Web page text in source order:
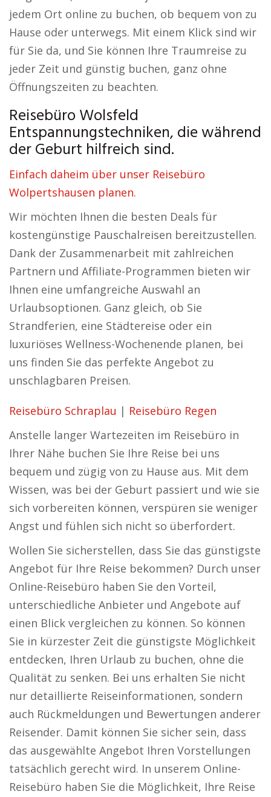
jedem Ort online zu buchen, ob bequem von zu
Hause oder unterwegs. Mit einem Klick sind wir
für Sie da, und Sie können Ihre Traumreise zu
jeder Zeit und günstig buchen, ganz ohne
Öffnungszeiten zu beachten.
Reisebüro Wolsfeld
Entspannungstechniken, die während
der Geburt hilfreich sind.
Einfach daheim über unser Reisebüro
Wolpertshausen planen.
Wir möchten Ihnen die besten Deals für
kostengünstige Pauschalreisen bereitzustellen.
Dank der Zusammenarbeit mit zahlreichen
Partnern und Affiliate-Programmen bieten wir
Ihnen eine umfangreiche Auswahl an
Urlaubsoptionen. Ganz gleich, ob Sie
Strandferien, eine Städtereise oder ein
luxuriöses Wellness-Wochenende planen, bei
uns finden Sie das perfekte Angebot zu
unschlagbaren Preisen.
Reisebüro Schraplau | Reisebüro Regen
Anstelle langer Wartezeiten im Reisebüro in
Ihrer Nähe buchen Sie Ihre Reise bei uns
bequem und zügig von zu Hause aus. Mit dem
Wissen, was bei der Geburt passiert und wie sie
sich vorbereiten können, verspüren sie weniger
Angst und fühlen sich nicht so überfordert.
Wollen Sie sicherstellen, dass Sie das günstigste
Angebot für Ihre Reise bekommen? Durch unser
Online-Reisebüro haben Sie den Vorteil,
unterschiedliche Anbieter und Angebote auf
einen Blick vergleichen zu können. So können
Sie in kürzester Zeit die günstigste Möglichkeit
entdecken, Ihren Urlaub zu buchen, ohne die
Qualität zu senken. Bei uns erhalten Sie nicht
nur detaillierte Reiseinformationen, sondern
auch Rückmeldungen und Bewertungen anderer
Reisender. Damit können Sie sicher sein, dass
das ausgewählte Angebot Ihren Vorstellungen
tatsächlich gerecht wird. In unserem Online-
Reisebüro haben Sie die Möglichkeit, Ihre Reise